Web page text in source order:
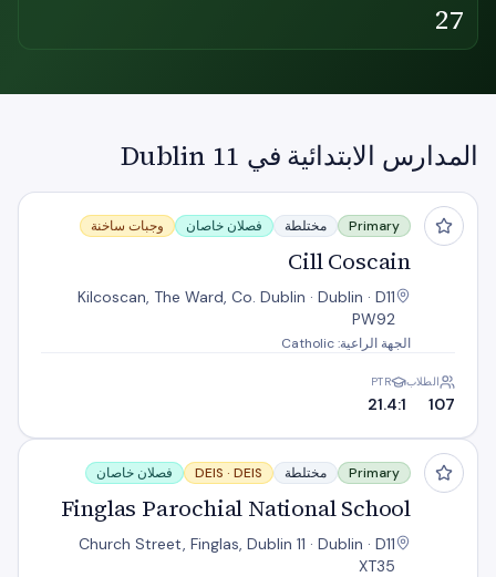
27
المدارس الابتدائية في Dublin 11
Cill Coscain
Primary مختلطة فصلان خاصان وجبات ساخنة
Cill Coscain
Kilcoscan, The Ward, Co. Dublin · Dublin · D11
PW92
الجهة الراعية: Catholic
الطلاب
107
PTR
21.4:1
Finglas Parochial National School
Primary مختلطة DEIS · DEIS فصلان خاصان
Finglas Parochial National School
Church Street, Finglas, Dublin 11 · Dublin · D11
XT35